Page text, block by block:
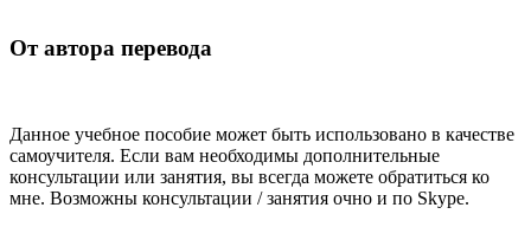
От автора перевода
Данное учебное пособие может быть использовано в качестве
самоучителя. Если вам необходимы дополнительные
консультации или занятия, вы всегда можете обратиться ко
мне. Возможны консультации / занятия очно и по Skype.